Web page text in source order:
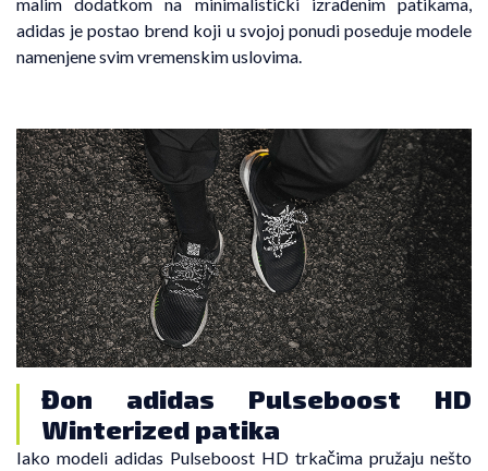
adidas je postao brend koji u svojoj ponudi poseduje modele
namenjene svim vremenskim uslovima.
Đon adidas Pulseboost HD
Winterized patika
Iako modeli adidas Pulseboost HD trkačima pružaju nešto